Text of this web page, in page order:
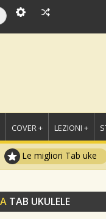
COVER + LEZIONI +
Le migliori Tab uke
TAB UKULELE